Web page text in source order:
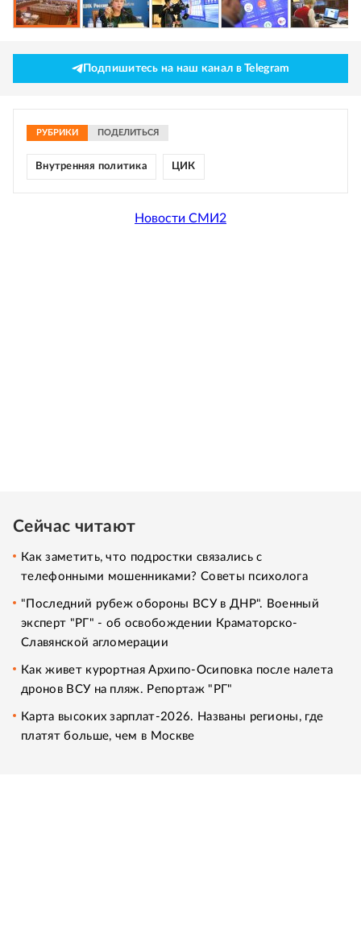
Подпишитесь на наш канал в Telegram
РУБРИКИ ПОДЕЛИТЬСЯ
Внутренняя политика ЦИК
Новости СМИ2
Сейчас читают
Как заметить, что подростки связались с
телефонными мошенниками? Советы психолога
"Последний рубеж обороны ВСУ в ДНР". Военный
эксперт "РГ" - об освобождении Краматорско-
Славянской агломерации
Как живет курортная Архипо-Осиповка после налета
дронов ВСУ на пляж. Репортаж "РГ"
Карта высоких зарплат-2026. Названы регионы, где
платят больше, чем в Москве